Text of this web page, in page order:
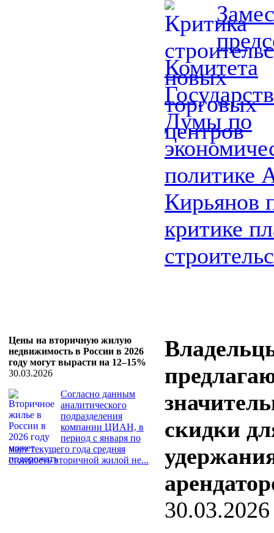
Комитета
Думы по
политике
Кирьянов
критике
Цены на вторичную жилую
недвижимость в России в 2026
году могут вырасти на 12–15%
30.03.2026
Согласно данным
аналитического
подразделения
компании ЦИАН, в
период с января по
март текущего года средняя
стоимость вторичной жилой не...
скидки
30.03.2026